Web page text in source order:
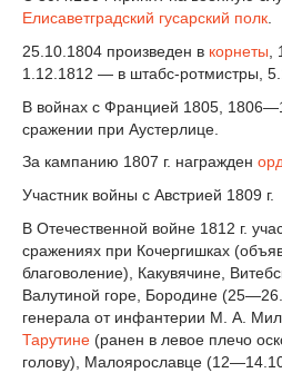
Елисаветградский гусарский полк
25.10.1804 произведен в корнеты
1.12.1812 — в штабс-ротмистры,
В войнах с Францией 1805,
сражении при Аустерлице.
За кампанию 1807 г. награжден
Участник войны с Австрией 1809 г.
В Отечественной войне 1812 г.
сражениях при Кочергишках
благоволение), Какувячине,
Валутиной горе, Бородине
генерала от инфантерии М. А.
Тарутине (ранен в левое плечо
голову), Малоярославце